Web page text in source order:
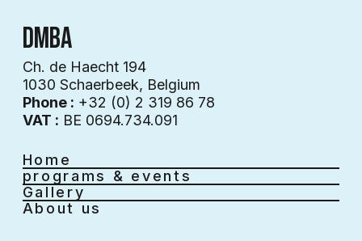
DMBA
Ch. de Haecht 194
1030 Schaerbeek, Belgium
Phone : +32 (0) 2 319 86 78
VAT : BE 0694.734.091
Home
programs & events
Gallery
About us